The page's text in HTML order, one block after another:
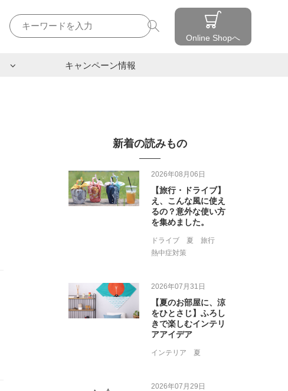
Online Shopへ
検索
キャンペーン情報
新着の読みもの
2026年08月06日
【旅行・ドライブ】
え、こんな風に使え
るの？意外な使い方
を集めました。
ドライブ 夏
旅行
熱中症対策
2026年07月31日
【夏のお部屋に、涼
をひとさじ】ふろし
きで楽しむインテリ
アアイデア
インテリア 夏
2026年07月29日